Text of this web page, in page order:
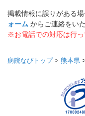
掲載情報に誤りがある
ォーム からご連絡をい
※お電話での対応は行
病院なびトップ> 熊本県 >